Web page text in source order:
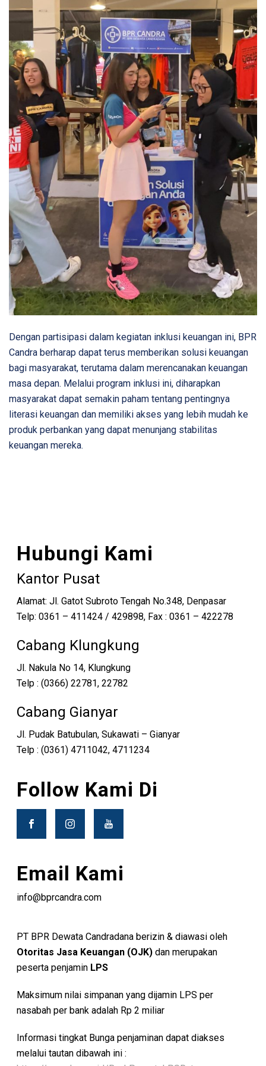
Dengan partisipasi dalam kegiatan inklusi keuangan ini, BPR
Candra berharap dapat terus memberikan solusi keuangan
bagi masyarakat, terutama dalam merencanakan keuangan
masa depan. Melalui program inklusi ini, diharapkan
masyarakat dapat semakin paham tentang pentingnya
literasi keuangan dan memiliki akses yang lebih mudah ke
produk perbankan yang dapat menunjang stabilitas
keuangan mereka.
Hubungi Kami
Kantor Pusat
Alamat: Jl. Gatot Subroto Tengah No.348, Denpasar
Telp: 0361 – 411424 / 429898, Fax : 0361 – 422278
Cabang Klungkung
Jl. Nakula No 14, Klungkung
Telp : (0366) 22781, 22782
Cabang Gianyar
Jl. Pudak Batubulan, Sukawati – Gianyar
Telp : (0361) 4711042, 4711234
Follow Kami Di
Email Kami
info@bprcandra.com
PT BPR Dewata Candradana berizin & diawasi oleh
Otoritas Jasa Keuangan (OJK) dan merupakan
peserta penjamin LPS
Maksimum nilai simpanan yang dijamin LPS per
nasabah per bank adalah Rp 2 miliar
Informasi tingkat Bunga penjaminan dapat diakses
melalui tautan dibawah ini :